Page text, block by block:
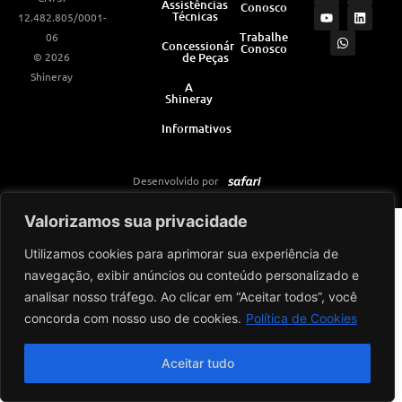
Valorizamos sua privacidade
Utilizamos cookies para aprimorar sua experiência de
navegação, exibir anúncios ou conteúdo personalizado e
analisar nosso tráfego. Ao clicar em “Aceitar todos”, você
concorda com nosso uso de cookies. Política de Cookies
Aceitar tudo
12.482.805/0001-
06
© 2026
Shineray
Assistências
Técnicas
Concessionárias
de Peças
A
Shineray
Informativos
Conosco
Trabalhe
Conosco
s
t
a
c
e
u
t
u
n
k
a
s
a
Desenvolvido por